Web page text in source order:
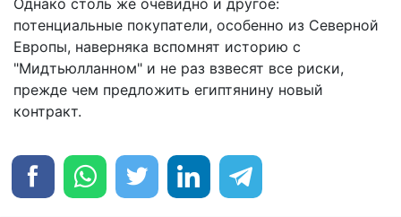
Однако столь же очевидно и другое:
потенциальные покупатели, особенно из Северной
Европы, наверняка вспомнят историю с
"Мидтьюлланном" и не раз взвесят все риски,
прежде чем предложить египтянину новый
контракт.